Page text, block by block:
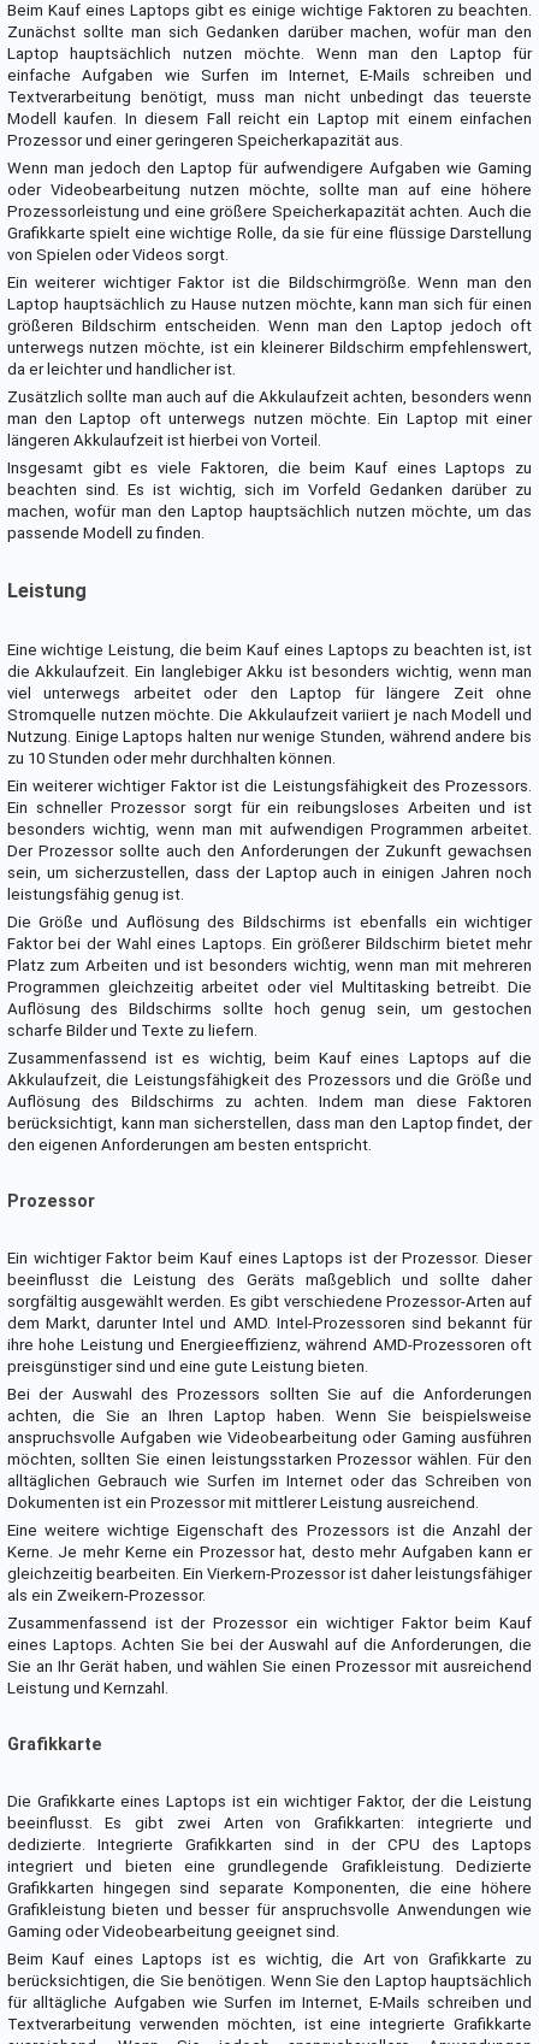
Beim Kauf eines Laptops gibt es einige wichtige Faktoren zu beachten.
Zunächst sollte man sich Gedanken darüber machen, wofür man den
Laptop hauptsächlich nutzen möchte. Wenn man den Laptop für
einfache Aufgaben wie Surfen im Internet, E-Mails schreiben und
Textverarbeitung benötigt, muss man nicht unbedingt das teuerste
Modell kaufen. In diesem Fall reicht ein Laptop mit einem einfachen
Prozessor und einer geringeren Speicherkapazität aus.
Wenn man jedoch den Laptop für aufwendigere Aufgaben wie Gaming
oder Videobearbeitung nutzen möchte, sollte man auf eine höhere
Prozessorleistung und eine größere Speicherkapazität achten. Auch die
Grafikkarte spielt eine wichtige Rolle, da sie für eine flüssige Darstellung
von Spielen oder Videos sorgt.
Ein weiterer wichtiger Faktor ist die Bildschirmgröße. Wenn man den
Laptop hauptsächlich zu Hause nutzen möchte, kann man sich für einen
größeren Bildschirm entscheiden. Wenn man den Laptop jedoch oft
unterwegs nutzen möchte, ist ein kleinerer Bildschirm empfehlenswert,
da er leichter und handlicher ist.
Zusätzlich sollte man auch auf die Akkulaufzeit achten, besonders wenn
man den Laptop oft unterwegs nutzen möchte. Ein Laptop mit einer
längeren Akkulaufzeit ist hierbei von Vorteil.
Insgesamt gibt es viele Faktoren, die beim Kauf eines Laptops zu
beachten sind. Es ist wichtig, sich im Vorfeld Gedanken darüber zu
machen, wofür man den Laptop hauptsächlich nutzen möchte, um das
passende Modell zu finden.
Leistung
Eine wichtige Leistung, die beim Kauf eines Laptops zu beachten ist, ist
die Akkulaufzeit. Ein langlebiger Akku ist besonders wichtig, wenn man
viel unterwegs arbeitet oder den Laptop für längere Zeit ohne
Stromquelle nutzen möchte. Die Akkulaufzeit variiert je nach Modell und
Nutzung. Einige Laptops halten nur wenige Stunden, während andere bis
zu 10 Stunden oder mehr durchhalten können.
Ein weiterer wichtiger Faktor ist die Leistungsfähigkeit des Prozessors.
Ein schneller Prozessor sorgt für ein reibungsloses Arbeiten und ist
besonders wichtig, wenn man mit aufwendigen Programmen arbeitet.
Der Prozessor sollte auch den Anforderungen der Zukunft gewachsen
sein, um sicherzustellen, dass der Laptop auch in einigen Jahren noch
leistungsfähig genug ist.
Die Größe und Auflösung des Bildschirms ist ebenfalls ein wichtiger
Faktor bei der Wahl eines Laptops. Ein größerer Bildschirm bietet mehr
Platz zum Arbeiten und ist besonders wichtig, wenn man mit mehreren
Programmen gleichzeitig arbeitet oder viel Multitasking betreibt. Die
Auflösung des Bildschirms sollte hoch genug sein, um gestochen
scharfe Bilder und Texte zu liefern.
Zusammenfassend ist es wichtig, beim Kauf eines Laptops auf die
Akkulaufzeit, die Leistungsfähigkeit des Prozessors und die Größe und
Auflösung des Bildschirms zu achten. Indem man diese Faktoren
berücksichtigt, kann man sicherstellen, dass man den Laptop findet, der
den eigenen Anforderungen am besten entspricht.
Prozessor
Ein wichtiger Faktor beim Kauf eines Laptops ist der Prozessor. Dieser
beeinflusst die Leistung des Geräts maßgeblich und sollte daher
sorgfältig ausgewählt werden. Es gibt verschiedene Prozessor-Arten auf
dem Markt, darunter Intel und AMD. Intel-Prozessoren sind bekannt für
ihre hohe Leistung und Energieeffizienz, während AMD-Prozessoren oft
preisgünstiger sind und eine gute Leistung bieten.
Bei der Auswahl des Prozessors sollten Sie auf die Anforderungen
achten, die Sie an Ihren Laptop haben. Wenn Sie beispielsweise
anspruchsvolle Aufgaben wie Videobearbeitung oder Gaming ausführen
möchten, sollten Sie einen leistungsstarken Prozessor wählen. Für den
alltäglichen Gebrauch wie Surfen im Internet oder das Schreiben von
Dokumenten ist ein Prozessor mit mittlerer Leistung ausreichend.
Eine weitere wichtige Eigenschaft des Prozessors ist die Anzahl der
Kerne. Je mehr Kerne ein Prozessor hat, desto mehr Aufgaben kann er
gleichzeitig bearbeiten. Ein Vierkern-Prozessor ist daher leistungsfähiger
als ein Zweikern-Prozessor.
Zusammenfassend ist der Prozessor ein wichtiger Faktor beim Kauf
eines Laptops. Achten Sie bei der Auswahl auf die Anforderungen, die
Sie an Ihr Gerät haben, und wählen Sie einen Prozessor mit ausreichend
Leistung und Kernzahl.
Grafikkarte
Die Grafikkarte eines Laptops ist ein wichtiger Faktor, der die Leistung
beeinflusst. Es gibt zwei Arten von Grafikkarten: integrierte und
dedizierte. Integrierte Grafikkarten sind in der CPU des Laptops
integriert und bieten eine grundlegende Grafikleistung. Dedizierte
Grafikkarten hingegen sind separate Komponenten, die eine höhere
Grafikleistung bieten und besser für anspruchsvolle Anwendungen wie
Gaming oder Videobearbeitung geeignet sind.
Beim Kauf eines Laptops ist es wichtig, die Art von Grafikkarte zu
berücksichtigen, die Sie benötigen. Wenn Sie den Laptop hauptsächlich
für alltägliche Aufgaben wie Surfen im Internet, E-Mails schreiben und
Textverarbeitung verwenden möchten, ist eine integrierte Grafikkarte